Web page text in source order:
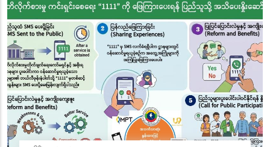
စေတီတော် လုံးတော်ပြည့်ရွှေသင်္ကန်းကပ်လှူပူဇော်
ခြင်းအောင်ပွဲနှင့် (၃၆) ကြိမ်မြောက် စုပေါင်းမဟာ
ဘုံကထိန် အလှူတော်မင်္ဂလာအခမ်းအနား ကျင်းပ